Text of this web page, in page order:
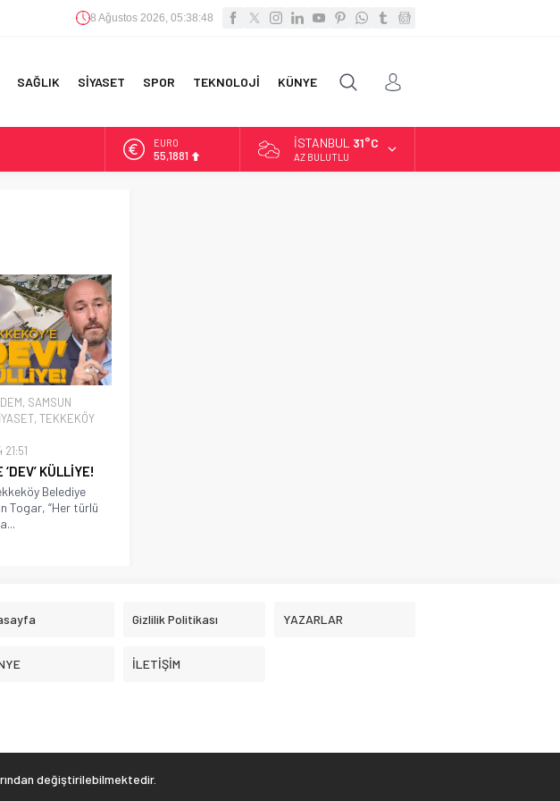
8 Ağustos 2026, 05:38:48
SAĞLIK SİYASET SPOR TEKNOLOJİ KÜNYE
EURO
55,1881
İSTANBUL 31°C
AZ BULUTLU
, SAMSUN
,TEKKEKÖY
‘DEV’ KÜLLİYE!
Belediye
Togar, “Her türlü
Gizlilik Politikası YAZARLAR
İLETİŞİM
değiştirilebilmektedir.